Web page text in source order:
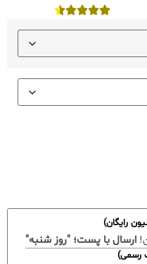
ارسال با پست؛ "روز شنبه"
رسمی)